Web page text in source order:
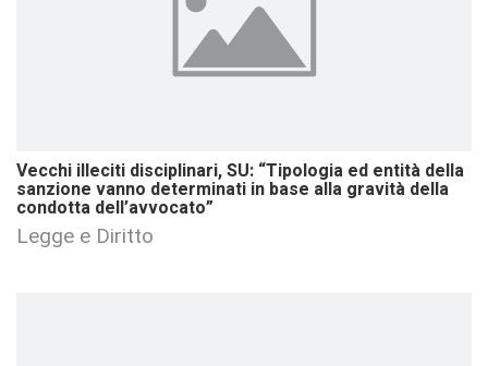
Vecchi illeciti disciplinari, SU: “Tipologia ed entità della
sanzione vanno determinati in base alla gravità della
condotta dell’avvocato”
Legge e Diritto